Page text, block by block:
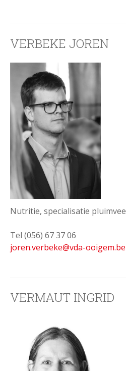
VERBEKE JOREN
Nutritie, specialisatie pluimvee
Tel (056) 67 37 06
joren.verbeke@vda-ooigem.be
VERMAUT INGRID